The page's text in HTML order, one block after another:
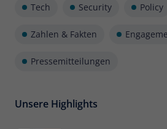
Tech Security Policy
Zahlen & Fakten
Pressemitteilungen
Unsere Highlights